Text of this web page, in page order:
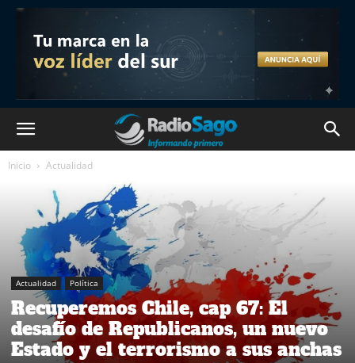
Inicio Actualidad
Actualidad Política
Recuperemos Chile, cap 67: El
desafío de Republicanos, un nuevo
Estado y el terrorismo a sus anchas